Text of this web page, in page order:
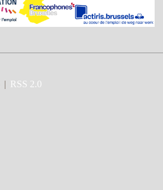
| RSS 2.0